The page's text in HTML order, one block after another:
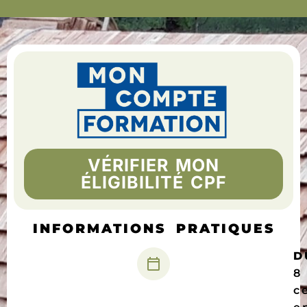
VÉRIFIER MON
ÉLIGIBILITÉ CPF
INFORMATIONS PRATIQUES
8